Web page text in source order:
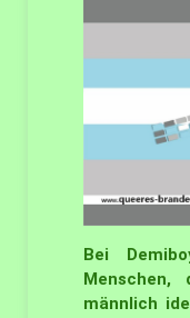
Bei
Menschen,
männlich